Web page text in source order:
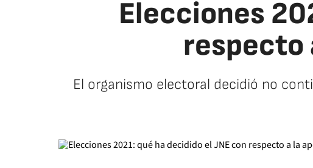
Elecciones
respecto
El organismo electoral decidió no